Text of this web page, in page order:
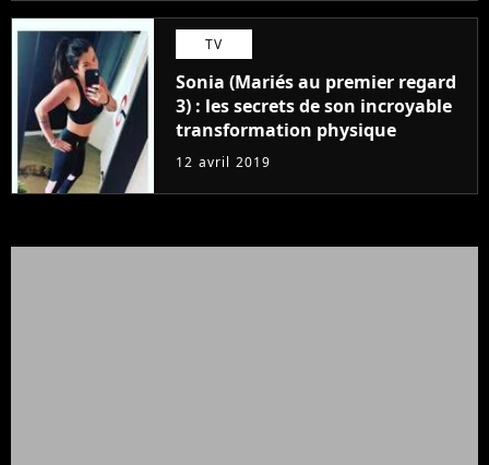
TV
Sonia (Mariés au premier regard
3) : les secrets de son incroyable
transformation physique
12 avril 2019